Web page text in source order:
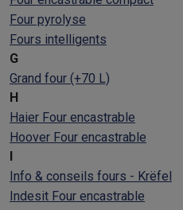
Four pyrolyse
Fours intelligents
G
Grand four (+70 L)
H
Haier Four encastrable
Hoover Four encastrable
I
Info & conseils fours - Krëfel
Indesit Four encastrable